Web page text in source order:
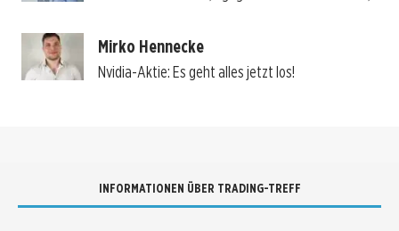
Mirko Hennecke
Nvidia-Aktie: Es geht alles jetzt los!
INFORMATIONEN ÜBER TRADING-TREFF